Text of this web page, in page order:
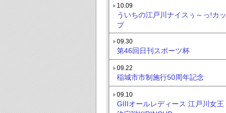
10.09
ういちの江戸川ナイスぅ～っ!カッ
プ
09.30
第46回日刊スポーツ杯
09.22
稲城市市制施行50周年記念
09.10
GIIIオールレディース 江戸川女王